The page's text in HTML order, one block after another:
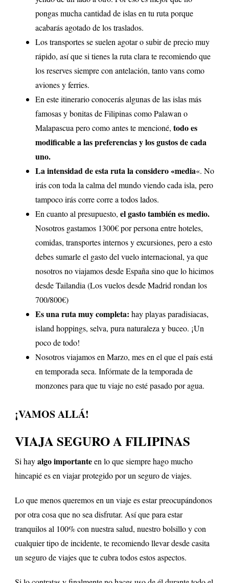
pongas mucha cantidad de islas en tu ruta porque
acabarás agotado de los traslados.
Los transportes se suelen agotar o subir de precio muy
rápido, así que si tienes la ruta clara te recomiendo que
los reserves siempre con antelación, tanto vans como
aviones y ferries.
En este itinerario conocerás algunas de las islas más
famosas y bonitas de Filipinas como Palawan o
Malapascua pero como antes te mencioné, todo es
modificable a las preferencias y los gustos de cada
uno.
La intensidad de esta ruta la considero «media«. No
irás con toda la calma del mundo viendo cada isla, pero
tampoco irás corre corre a todos lados.
En cuanto al presupuesto, el gasto también es medio.
Nosotros gastamos 1300€ por persona entre hoteles,
comidas, transportes internos y excursiones, pero a esto
debes sumarle el gasto del vuelo internacional, ya que
nosotros no viajamos desde España sino que lo hicimos
desde Tailandia (Los vuelos desde Madrid rondan los
700/800€)
Es una ruta muy completa: hay playas paradisiacas,
island hoppings, selva, pura naturaleza y buceo. ¡Un
poco de todo!
Nosotros viajamos en Marzo, mes en el que el país está
en temporada seca. Infórmate de la temporada de
monzones para que tu viaje no esté pasado por agua.
¡VAMOS ALLÁ!
VIAJA SEGURO A FILIPINAS
Si hayalgo importanteen lo que siempre hago mucho
hincapié es en viajar protegido por un seguro de viajes.
Lo que menos queremos en un viaje es estar preocupándonos
por otra cosa que no sea disfrutar. Así que para estar
tranquilos al 100% con nuestra salud, nuestro bolsillo y con
cualquier tipo de incidente, te recomiendo llevar desde casita
un seguro de viajes que te cubra todos estos aspectos.